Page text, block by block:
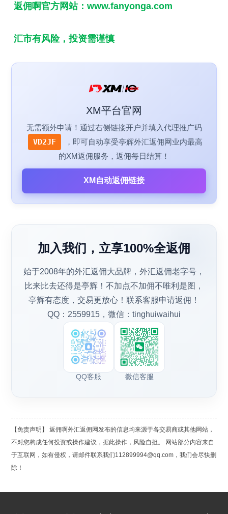
返佣啊官方网站：www.fanyonga.com
汇市有风险，投资需谨慎
XM平台官网
无需额外申请！通过右侧链接开户并填入代理推广码
VD2JF
，即可自动享受亭辉外汇返佣网业内最高
的XM返佣服务，返佣每日结算！
XM自动返佣链接
加入我们，立享100%全返佣
始于2008年的外汇返佣大品牌，外汇返佣老字号，
比来比去还得是亭辉！不加点不加佣不唯利是图，
亭辉有态度，交易更放心！联系客服申请返佣！
QQ：2559915，微信：tinghuiwaihui
QQ客服 微信客服
【免责声明】 返佣啊外汇返佣网发布的信息均来源于各交易商或其他网站，
不对您构成任何投资或操作建议，据此操作，风险自担。 网站部分内容来自
于互联网，如有侵权，请邮件联系我们112899994@qq.com，我们会尽快删
除！